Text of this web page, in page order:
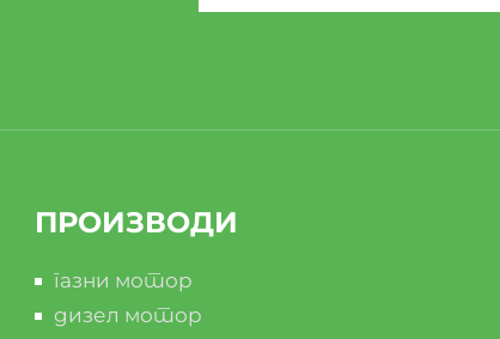
ПРОИЗВОДИ
газни мотор
дизел мотор